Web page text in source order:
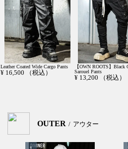
Leather Coated Wide Cargo Pants
¥ 16,500 （税込）
【OWN ROOTS】Black
Sarouel Pants
¥ 13,200 （税込）
OUTER アウター